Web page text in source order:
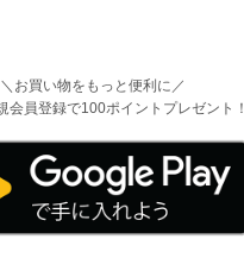
＼お買い物をもっと便利に／
会員登録で100ポイントプレゼント！